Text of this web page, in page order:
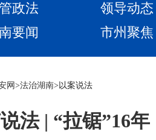
政法
领导动态
要闻
市州聚焦
网 >法治湖南>以案说法
法 | “拉锯”16